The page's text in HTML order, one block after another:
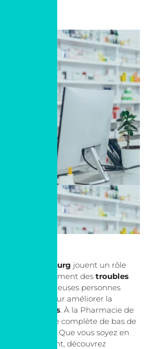
au Luxembourg jouent un rôle
et le traitement des troubles
de nombreuses personnes
pour améliorer la
jambes. À la Pharmacie de
une gamme complète de bas de
besoins. Que vous soyez en
de traitement, découvrez